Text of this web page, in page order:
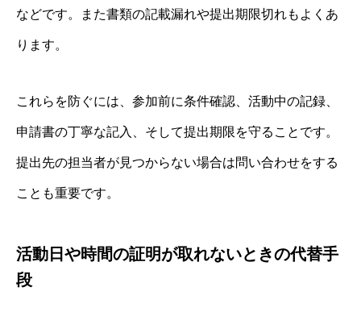
などです。また書類の記載漏れや提出期限切れもよくあ
ります。
これらを防ぐには、参加前に条件確認、活動中の記録、
申請書の丁寧な記入、そして提出期限を守ることです。
提出先の担当者が見つからない場合は問い合わせをする
ことも重要です。
活動日や時間の証明が取れないときの代替手
段